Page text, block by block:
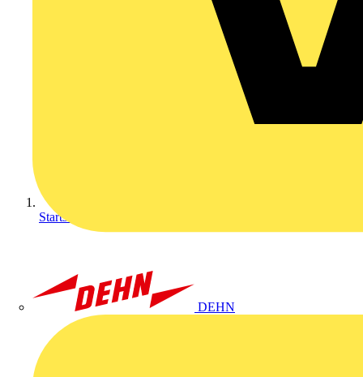
DEHN
Startseite